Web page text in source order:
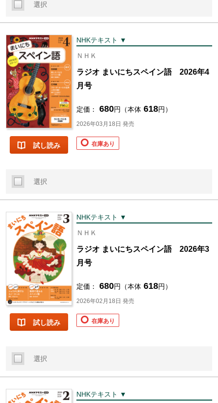
選択
試し読み
NHKテキスト ▼
ＮＨＫ
ラジオ まいにちスペイン語 2026年4
月号
定価： 680円（本体 618円）
2026年03月18日 発売
在庫あり
選択
試し読み
NHKテキスト ▼
ＮＨＫ
ラジオ まいにちスペイン語 2026年3
月号
定価： 680円（本体 618円）
2026年02月18日 発売
在庫あり
選択
NHKテキスト ▼